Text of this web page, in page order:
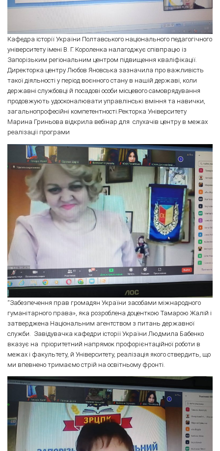
Кафедра історії України Полтавського національного педагогічного
університету імені В. Г. Короленка налагоджує співпрацю із
Запорізьким регіональним центром підвищення кваліфікації.
Директорка центру Любов Яновська зазначила про важливість
такої діяльності у період воєнного стану в нашій державі, коли
державні службовці й посадові особи місцевого самоврядування
продовжують удосконалювати управлінські вміння та навички,
загальнопрофесійні компетентності.Ректорка Університету
Марина Гриньова відкрила вебінар для слухачів центру в межах
реалізації програми
“Забезпечення прав громадян України засобами міжнародного
гуманітарного права», яка розроблена доценткою Тамарою Жалій і
затверджена Національним агентством з питань державної
служби. Завідувачка кафедри історії України Людмила Бабенко
вказує на пріоритетний напрямок профорієнтаційної роботи в
межах і факультету, й Університету, реалізація якого ствердить, що
ми впевнено тримаємо стрій на освітньому фронті.